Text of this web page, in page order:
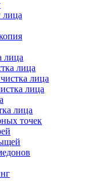
лица
лица
лица
лица
лица
лица
точек